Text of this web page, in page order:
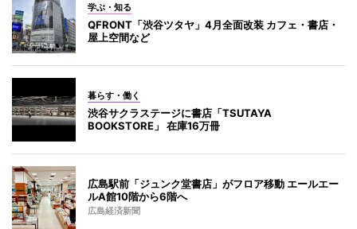
学ぶ・知る
QFRONT「渋谷ツタヤ」4月全面改装 カフェ・書店・
屋上空間など
暮らす・働く
渋谷サクラステージに書店「TSUTAYA
BOOKSTORE」 在庫16万冊
広島駅前「ジュンク堂書店」がフロア移動 エールエー
ルA館10階から6階へ
広島経済新聞